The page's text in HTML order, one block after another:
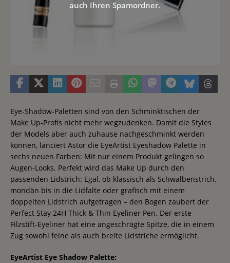
Eye-Shadow-Paletten sind von den Schminktischen der
Make Up-Profis nicht mehr wegzudenken. Damit die Styles
der Models aber auch zuhause nachgeschminkt werden
können, lanciert Astor die EyeArtist Eyeshadow Palette in
sechs neuen Farben: Mit nur einem Produkt gelingen so
Augen-Looks. Perfekt wird das Make Up durch den
passenden Lidstrich: Egal, ob klassisch als Schwalbenstrich,
mondän bis in die Lidfalte oder grafisch mit einem
doppelten Lidstrich aufgetragen – den Bogen zaubert der
Perfect Stay 24H Thick & Thin Eyeliner Pen. Der erste
Filzstift-Eyeliner hat eine angeschrägte Spitze, die in einem
Zug sowohl feine als auch breite Lidstriche ermöglicht.
EyeArtist Eye Shadow Palette:
auch Ihren Spamordner.